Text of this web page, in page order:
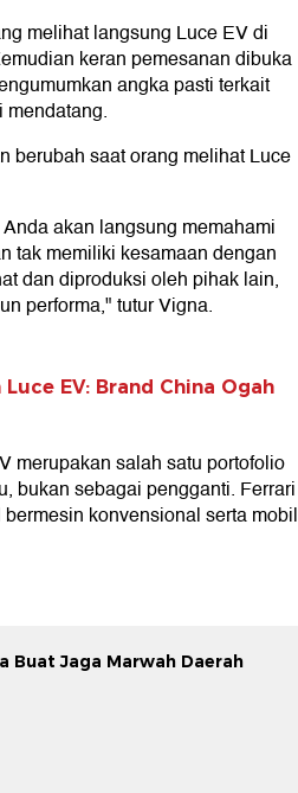
melihat langsung Luce EV di
keran pemesanan dibuka
angka pasti terkait
berubah saat orang melihat Luce
akan langsung memahami
tak memiliki kesamaan dengan
dan diproduksi oleh pihak lain,
performa," tutur Vigna.
EV: Brand China Ogah
merupakan salah satu portofolio
bukan sebagai pengganti. Ferrari
konvensional serta mobil
Buat Jaga Marwah Daerah